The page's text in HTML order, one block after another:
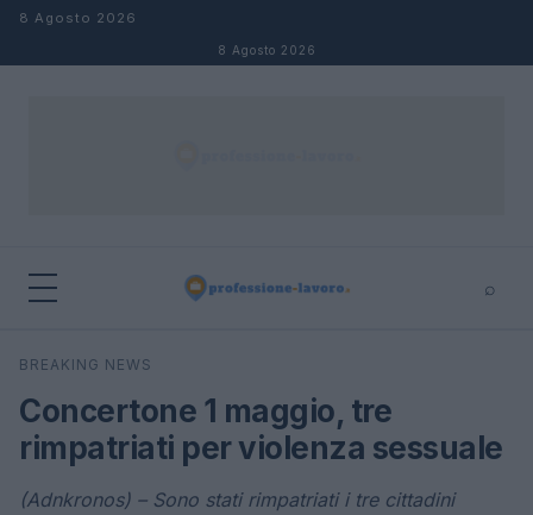
Salta al contenuto
8 Agosto 2026
8 Agosto 2026
⌕
Cerca
BREAKING NEWS
Concertone 1 maggio, tre
rimpatriati per violenza sessuale
(Adnkronos) – Sono stati rimpatriati i tre cittadini